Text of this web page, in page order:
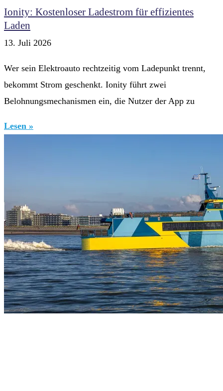
Ionity: Kostenloser Ladestrom für effizientes
Laden
13. Juli 2026
Wer sein Elektroauto rechtzeitig vom Ladepunkt trennt,
bekommt Strom geschenkt. Ionity führt zwei
Belohnungsmechanismen ein, die Nutzer der App zu
Lesen »